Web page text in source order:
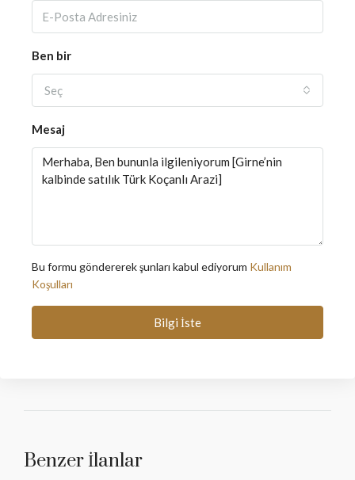
Ben bir
Seç
Mesaj
Bu formu göndererek şunları kabul ediyorum Kullanım
Koşulları
Bilgi İste
Benzer İlanlar